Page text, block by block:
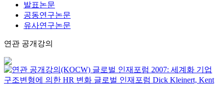
발표논문
공동연구논문
유사연구논문
연관 공개강의
글로벌 인재포럼 2007: 세계화 기업
구조변형에 의한 HR 변화 글로벌 인재포럼 Dick Kleinert, Kent